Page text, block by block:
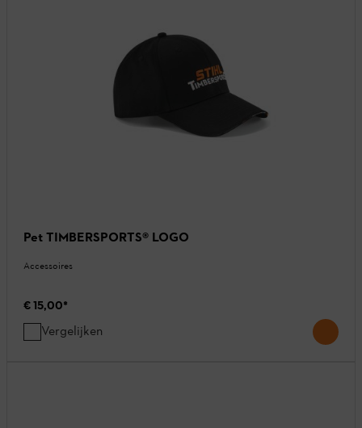
Pet TIMBERSPORTS® LOGO
Accessoires
€ 15,00*
Vergelijken